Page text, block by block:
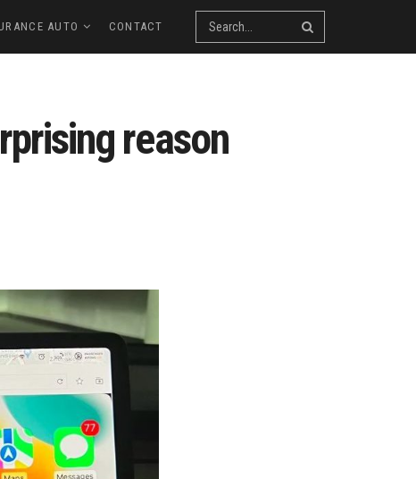
AUTO CONTACT
reason